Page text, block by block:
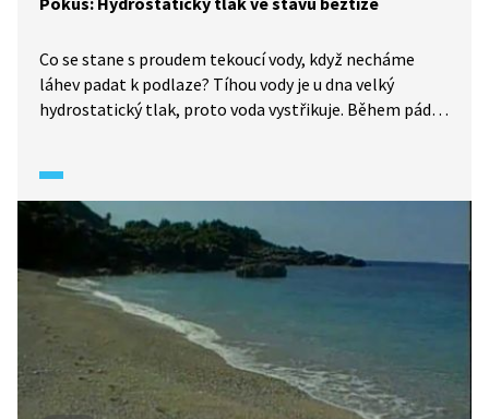
Co se stane s proudem tekoucí vody, když necháme
láhev padat k podlaze? Tíhou vody je u dna velký
hydrostatický tlak, proto voda vystřikuje. Během pádu